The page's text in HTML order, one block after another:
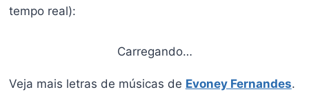
tempo real):
Carregando…
Veja mais letras de músicas de Evoney Fernandes.